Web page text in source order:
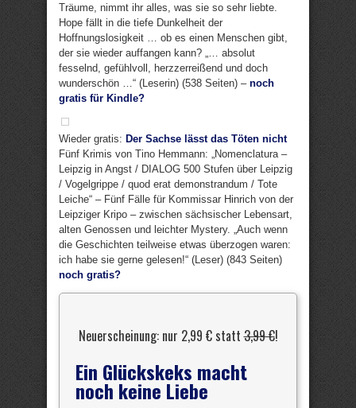
Träume, nimmt ihr alles, was sie so sehr liebte.
Hope fällt in die tiefe Dunkelheit der
Hoffnungslosigkeit … ob es einen Menschen gibt,
der sie wieder auffangen kann? „… absolut
fesselnd, gefühlvoll, herzzerreißend und doch
wunderschön …“ (Leserin) (538 Seiten) – noch
gratis für Kindle?
Wieder gratis: Der Sachse lässt das Töten nicht
Fünf Krimis von Tino Hemmann: „Nomenclatura –
Leipzig in Angst / DIALOG 500 Stufen über Leipzig
/ Vogelgrippe / quod erat demonstrandum / Tote
Leiche“ – Fünf Fälle für Kommissar Hinrich von der
Leipziger Kripo – zwischen sächsischer Lebensart,
alten Genossen und leichter Mystery. „Auch wenn
die Geschichten teilweise etwas überzogen waren:
ich habe sie gerne gelesen!“ (Leser) (843 Seiten)
noch gratis?
Neuerscheinung: nur 2,99 € statt3,99 €!
Ein Glückskeks macht
noch keine Liebe